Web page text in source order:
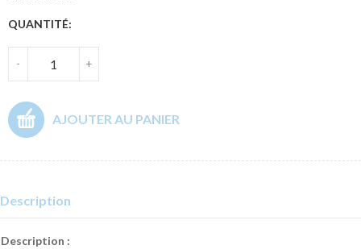
QUANTITÉ:
- +
AJOUTER AU PANIER
Description
Description :